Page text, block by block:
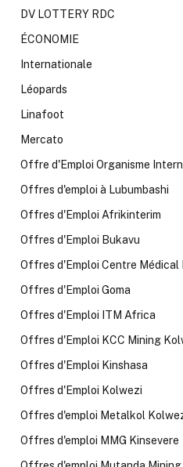
DV LOTTERY RDC
ÉCONOMIE
Internationale
Léopards
Linafoot
Mercato
Offre d'Emploi Organisme
Offres d'emploi à Lubumbashi
Offres d'Emploi Afrikinterim
Offres d'Emploi Bukavu
Offres d'Emploi Centre Médical
Offres d'Emploi Goma
Offres d'Emploi ITM Africa
Offres d'Emploi KCC Mining
Offres d'Emploi Kinshasa
Offres d'Emploi Kolwezi
Offres d'emploi Metalkol
Offres d'emploi MMG Kinsevere